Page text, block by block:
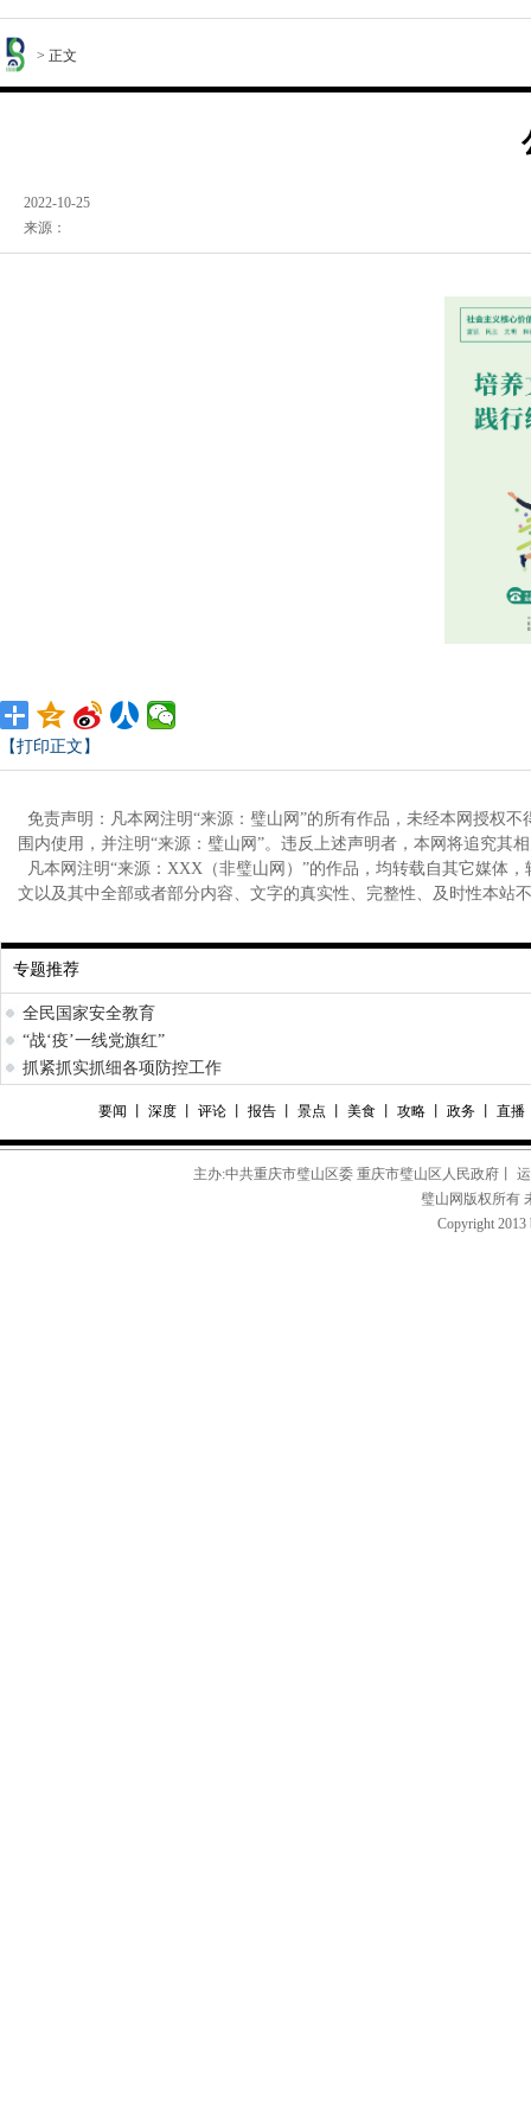
> 正文
2022-10-25
来源：
【打印正文】
免责声明：凡本网注明“来源：璧山网”的所有作品，未经本网授权
围内使用，并注明“来源：璧山网”。违反上述声明者，本网将追究其
凡本网注明“来源：XXX（非璧山网）”的作品，均转载自其它媒体
文以及其中全部或者部分内容、文字的真实性、完整性、及时性本站
专题推荐
全民国家安全教育
“战‘疫’一线党旗红”
抓紧抓实抓细各项防控工作
要闻 深度 评论 报告 景点 美食 攻略 政务 直播
主办:中共重庆市璧山区委 重庆市璧山区人民政府丨
璧山网版权所有
Copyright